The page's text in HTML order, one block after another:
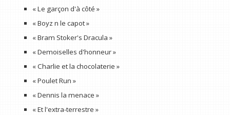
« Le garçon d'à côté »
« Boyz n le capot »
« Bram Stoker's Dracula »
« Demoiselles d'honneur »
« Charlie et la chocolaterie »
« Poulet Run »
« Dennis la menace »
« Et l'extra-terrestre »